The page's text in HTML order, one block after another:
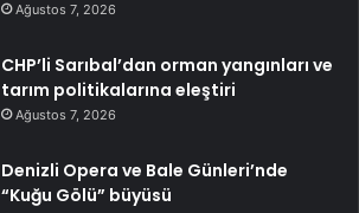
Ağustos 7, 2026
CHP’li Sarıbal’dan orman yangınları ve
tarım politikalarına eleştiri
Ağustos 7, 2026
Denizli Opera ve Bale Günleri’nde
“Kuğu Gölü” büyüsü